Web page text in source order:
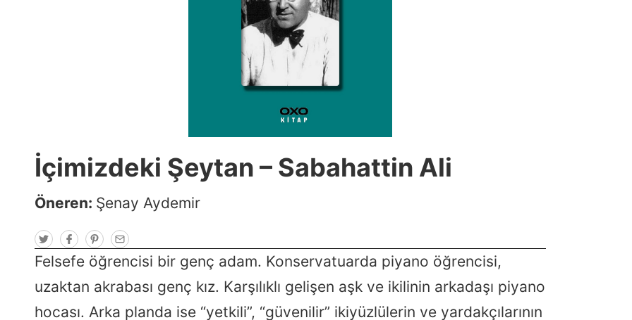
İçimizdeki Şeytan – Sabahattin Ali
Öneren: Şenay Aydemir
T
w
i
t
e
F
a
c
e
o
k
P
i
n
t
r
s
t
E
m
a
i
Felsefe öğrencisi bir genç adam. Konservatuarda piyano öğrencisi,
uzaktan akrabası genç kız. Karşılıklı gelişen aşk ve ikilinin arkadaşı piyano
hocası. Arka planda ise “yetkili”, “güvenilir” ikiyüzlülerin ve yardakçılarının